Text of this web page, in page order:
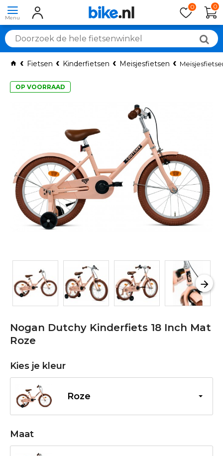
0 0
Fietsen Kinderfietsen Meisjesfietsen
OP VOORRAAD
Nogan Dutchy Kinderfiets 18 Inch Mat
Roze
Kies je kleur
Roze
Maat